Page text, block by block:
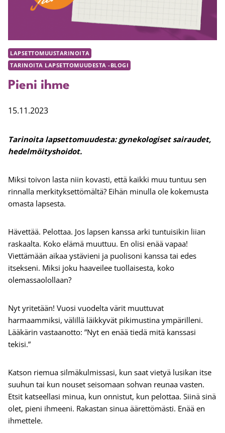
LAPSETTOMUUSTARINOITA
TARINOITA LAPSETTOMUUDESTA -BLOGI
Pieni ihme
15.11.2023
Tarinoita lapsettomuudesta:gynekologiset sairaudet,
hedelmöityshoidot.
Miksi toivon lasta niin kovasti, että kaikki muu tuntuu sen
rinnalla merkityksettömältä? Eihän minulla ole kokemusta
omasta lapsesta.
Hävettää. Pelottaa. Jos lapsen kanssa arki tuntuisikin liian
raskaalta. Koko elämä muuttuu. En olisi enää vapaa!
Viettämään aikaa ystävieni ja puolisoni kanssa tai edes
itsekseni. Miksi joku haaveilee tuollaisesta, koko
olemassaolollaan?
Nyt yritetään! Vuosi vuodelta värit muuttuvat
harmaammiksi, välillä läikkyvät pikimustina ympärilleni.
Lääkärin vastaanotto: ”Nyt en enää tiedä mitä kanssasi
tekisi.”
Katson riemua silmäkulmissasi, kun saat vietyä lusikan itse
suuhun tai kun nouset seisomaan sohvan reunaa vasten.
Etsit katseellasi minua, kun onnistut, kun pelottaa. Siinä sinä
olet, pieni ihmeeni. Rakastan sinua äärettömästi. Enää en
ihmettele.